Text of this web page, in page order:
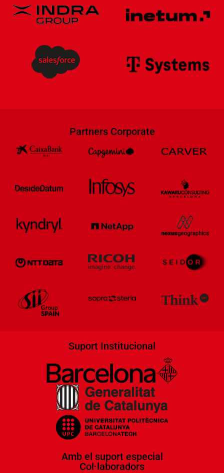
Partners Corporate
Suport Institucional
Amb el suport especial
Col·laboradors​